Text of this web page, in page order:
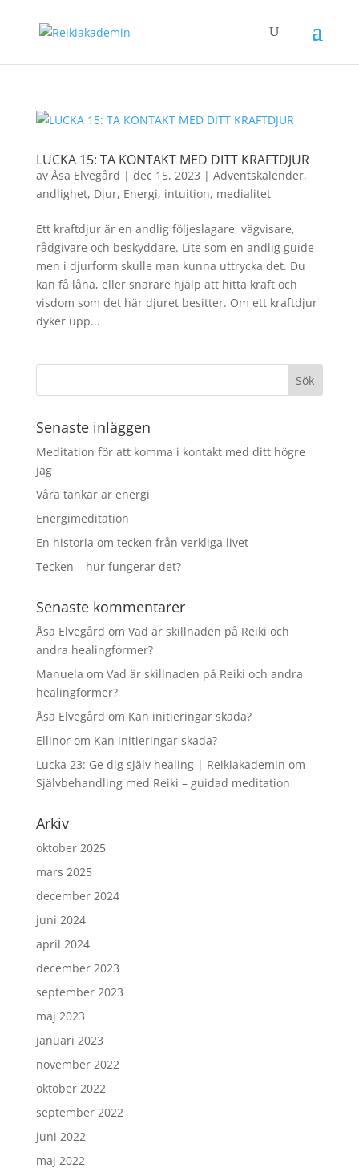
LUCKA 15: TA KONTAKT MED DITT KRAFTDJUR
av Åsa Elvegård | dec 15, 2023 | Adventskalender,
andlighet, Djur, Energi, intuition, medialitet
Ett kraftdjur är en andlig följeslagare, vägvisare,
rådgivare och beskyddare. Lite som en andlig guide
men i djurform skulle man kunna uttrycka det. Du
kan få låna, eller snarare hjälp att hitta kraft och
visdom som det här djuret besitter. Om ett kraftdjur
dyker upp...
Senaste inläggen
Meditation för att komma i kontakt med ditt högre
jag
Våra tankar är energi
Energimeditation
En historia om tecken från verkliga livet
Tecken – hur fungerar det?
Senaste kommentarer
Åsa Elvegård om Vad är skillnaden på Reiki och
andra healingformer?
Manuela om Vad är skillnaden på Reiki och andra
healingformer?
Åsa Elvegård om Kan initieringar skada?
Ellinorom Kan initieringar skada?
Lucka 23: Ge dig själv healing | Reikiakademin om
Självbehandling med Reiki – guidad meditation
Arkiv
oktober 2025
mars 2025
december 2024
juni 2024
april 2024
december 2023
september 2023
maj 2023
januari 2023
november 2022
oktober 2022
september 2022
juni 2022
maj 2022